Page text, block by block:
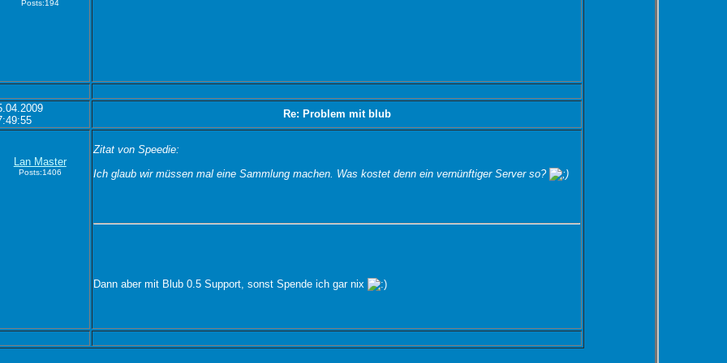
Posts:194
Re: Problem mit blub
Lan Master
Posts:1406
Zitat von Speedie:
Ich glaub wir müssen mal eine Sammlung machen. Was kostet denn ein vernünftiger Server so?
Dann aber mit Blub 0.5 Support, sonst Spende ich gar nix